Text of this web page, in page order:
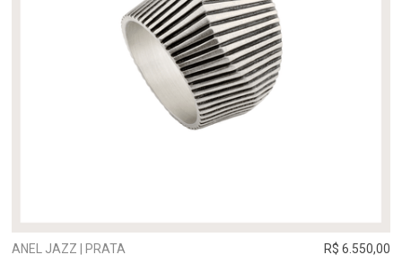
ANEL JAZZ | PRATA R$ 6.550,00